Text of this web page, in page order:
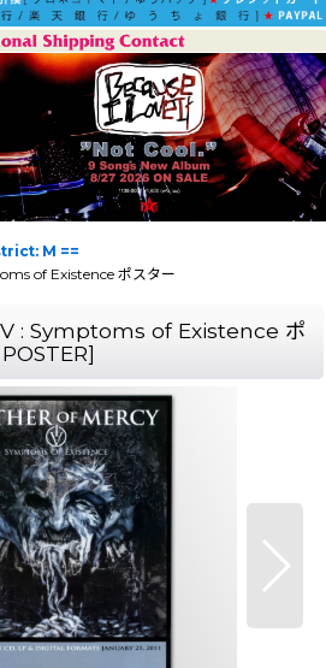
M ==
of Existence ポスター
: Symptoms of Existence ポ
]